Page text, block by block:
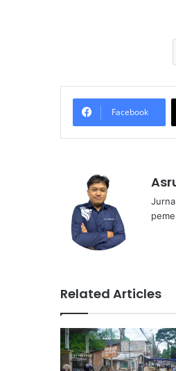
Facebook
Related Articles